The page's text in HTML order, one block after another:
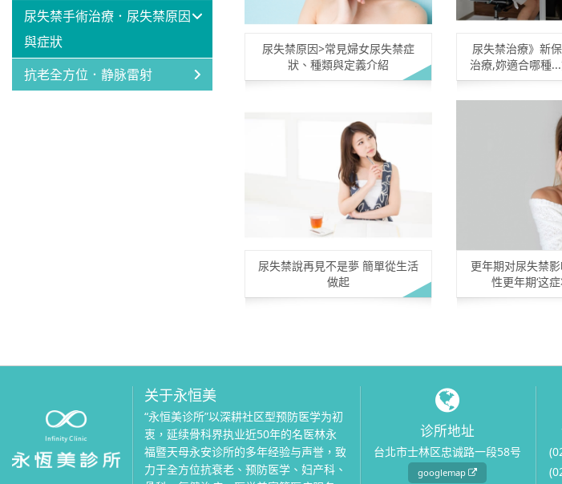
尿失禁手術治療．尿失禁原因
與症狀
抗老全方位．静脉雷射
尿失禁原因>常見婦女尿失禁症
狀、種類與定義介紹
尿失禁治療》新
治療,妳適合哪種
尿失禁說再見不是夢 簡單從生活
做起
更年期对尿失禁
性更年期‘这
关于永恒美
“永恒美诊所”以深耕社区型预防医学为初
衷，延续骨科界执业近50年的名医林永
福暨天母永安诊所的多年经验与声誉，致
力于全方位抗衰老、预防医学、妇产科、
诊所地址
台北市士林区忠诚路一段58号
googlemap